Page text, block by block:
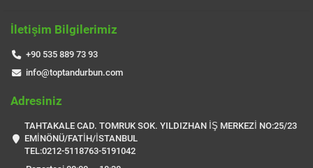
İletişim Bilgilerimiz
+90 535 889 73 93
info@toptandurbun.com
Adresiniz
TAHTAKALE CAD. TOMRUK SOK. YILDIZHAN İŞ MERKEZİ NO:25/23
EMİNÖNÜ/FATİH/İSTANBUL
TEL:0212-5118763-5191042